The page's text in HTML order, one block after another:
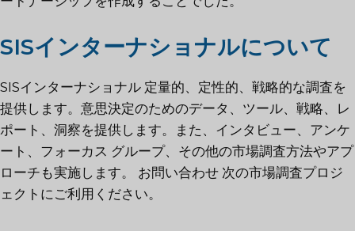
SISインターナショナルについて
SISインターナショナル 定量的、定性的、戦略的な調査を
提供します。意思決定のためのデータ、ツール、戦略、レ
ポート、洞察を提供します。また、インタビュー、アンケ
ート、フォーカス グループ、その他の市場調査方法やアプ
ローチも実施します。
お問い合わせ 次の市場調査プロジ
ェクトにご利用ください。